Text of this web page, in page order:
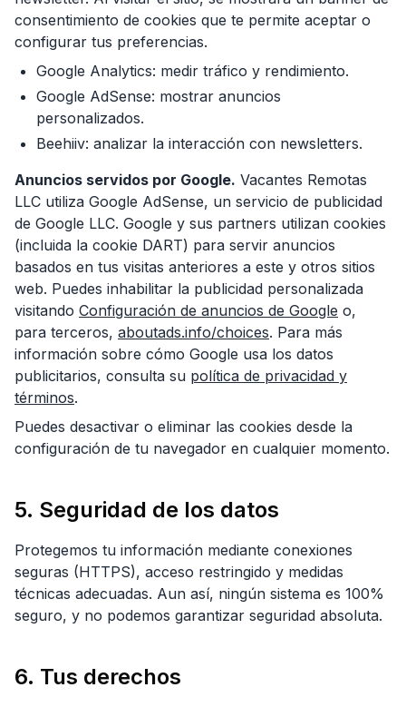
consentimiento de cookies que te permite aceptar o
configurar tus preferencias.
Google Analytics: medir tráfico y rendimiento.
Google AdSense: mostrar anuncios
personalizados.
Beehiiv: analizar la interacción con newsletters.
Anuncios servidos por Google. Vacantes Remotas
LLC utiliza Google AdSense, un servicio de publicidad
de Google LLC. Google y sus partners utilizan cookies
(incluida la cookie DART) para servir anuncios
basados en tus visitas anteriores a este y otros sitios
web. Puedes inhabilitar la publicidad personalizada
visitando Configuración de anuncios de Google o,
para terceros, aboutads.info/choices. Para más
información sobre cómo Google usa los datos
publicitarios, consulta su política de privacidad y
términos.
Puedes desactivar o eliminar las cookies desde la
configuración de tu navegador en cualquier momento.
5. Seguridad de los datos
Protegemos tu información mediante conexiones
seguras (HTTPS), acceso restringido y medidas
técnicas adecuadas. Aun así, ningún sistema es 100%
seguro, y no podemos garantizar seguridad absoluta.
6. Tus derechos